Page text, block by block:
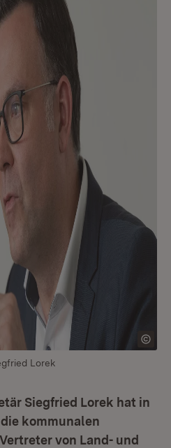
Lorek
Siegfried Lorek hat in
kommunalen
von Land- und